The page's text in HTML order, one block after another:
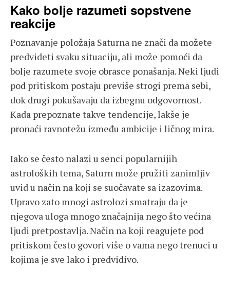
Kako bolje razumeti sopstvene
reakcije
Poznavanje položaja Saturna ne znači da možete
predvideti svaku situaciju, ali može pomoći da
bolje razumete svoje obrasce ponašanja. Neki ljudi
pod pritiskom postaju previše strogi prema sebi,
dok drugi pokušavaju da izbegnu odgovornost.
Kada prepoznate takve tendencije, lakše je
pronaći ravnotežu između ambicije i ličnog mira.
Iako se često nalazi u senci popularnijih
astroloških tema, Saturn može pružiti zanimljiv
uvid u način na koji se suočavate sa izazovima.
Upravo zato mnogi astrolozi smatraju da je
njegova uloga mnogo značajnija nego što većina
ljudi pretpostavlja. Način na koji reagujete pod
pritiskom često govori više o vama nego trenuci u
kojima je sve lako i predvidivo.